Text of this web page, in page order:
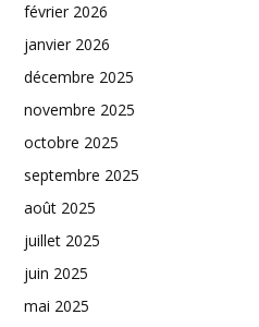
février 2026
janvier 2026
décembre 2025
novembre 2025
octobre 2025
septembre 2025
août 2025
juillet 2025
juin 2025
mai 2025